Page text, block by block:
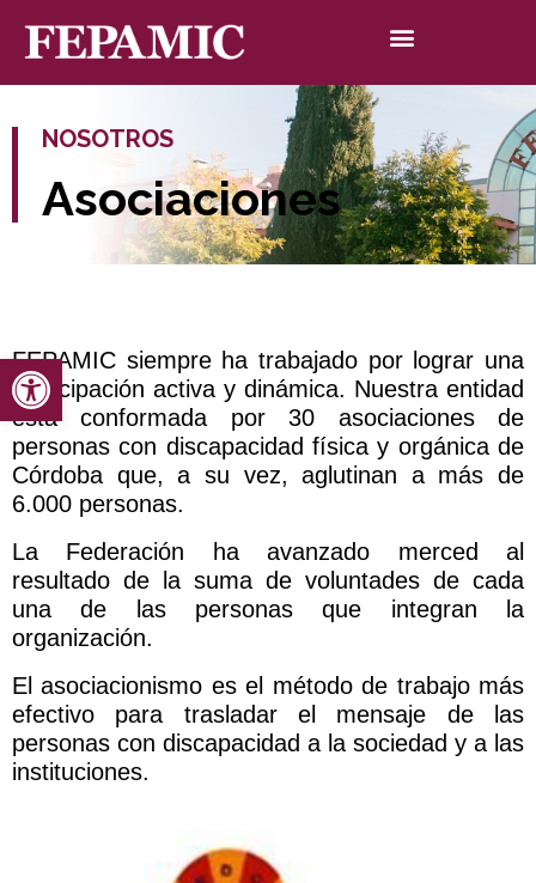
Abrir barra de herramientas
NOSOTROS
Asociaciones
FEPAMIC siempre ha trabajado por lograr una
participación activa y dinámica. Nuestra entidad
está conformada por 30 asociaciones de
personas con discapacidad física y orgánica de
Córdoba que, a su vez, aglutinan a más de
6.000 personas.
La Federación ha avanzado merced al
resultado de la suma de voluntades de cada
una de las personas que integran la
organización.
El asociacionismo es el método de trabajo más
efectivo para trasladar el mensaje de las
personas con discapacidad a la sociedad y a las
instituciones.